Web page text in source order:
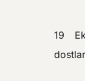
19